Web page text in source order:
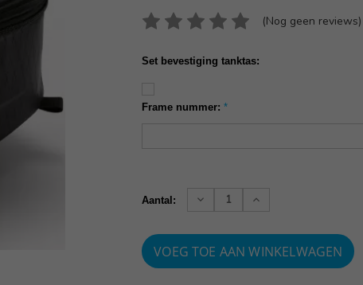
(Nog geen reviews)
Set bevestiging tanktas:
Frame nummer:*
voorraad:
Aantal:
Verhoog
Verlaag